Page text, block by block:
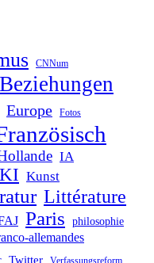
CNNum
Europe Fotos
IA
KI Kunst
Littérature
Paris philosophie
allemandes
Twitter